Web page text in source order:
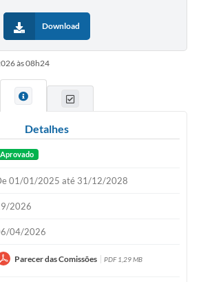
Download
às 08h24
Detalhes
Aprovado
01/01/2025 até 31/12/2028
2026
04/2026
Parecer das Comissões PDF 1,29 MB